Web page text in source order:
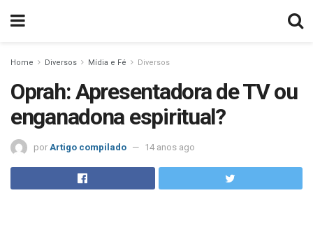
Home Diversos Mídia e Fé Diversos
Oprah: Apresentadora de TV ou
enganadona espiritual?
por Artigo compilado 14 anos ago